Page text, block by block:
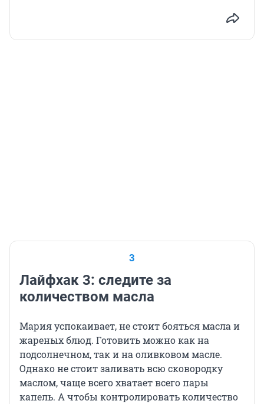
3
Лайфхак 3: следите за
количеством масла
Мария успокаивает, не стоит бояться масла и
жареных блюд. Готовить можно как на
подсолнечном, так и на оливковом масле.
Однако не стоит заливать всю сковородку
маслом, чаще всего хватает всего пары
капель. А чтобы контролировать количество